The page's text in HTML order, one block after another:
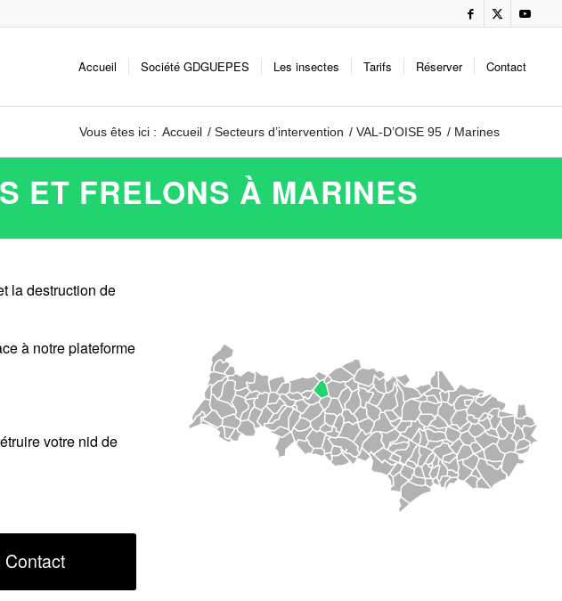
Accueil Société GDGUEPES Les insectes Tarifs Réserver Contact
Vous êtes ici : Accueil / Secteurs d’intervention / VAL-D’OISE 95 / Marines
ET FRELONS À MARINES
la destruction de
à notre plateforme
votre nid de
Contact